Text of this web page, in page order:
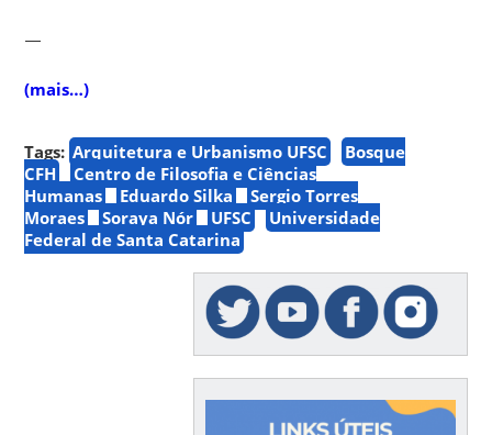
—
(mais…)
Tags: Arquitetura e Urbanismo UFSC
Bosque
CFH
Centro de Filosofia e Ciências
Humanas
Eduardo Silka
Sergio Torres
Moraes
Soraya Nór UFSC
Universidade
Federal de Santa Catarina